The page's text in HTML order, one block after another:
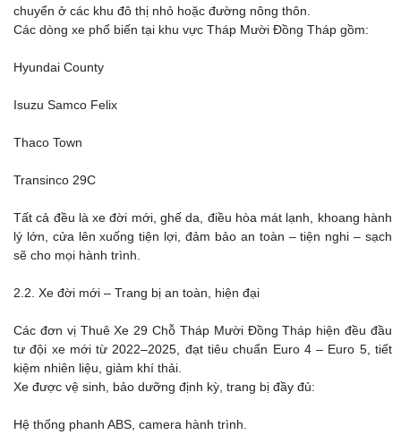
chuyển ở các khu đô thị nhỏ hoặc đường nông thôn.
Các dòng xe phổ biến tại khu vực Tháp Mười Đồng Tháp gồm:
Hyundai County
Isuzu Samco Felix
Thaco Town
Transinco 29C
Tất cả đều là xe đời mới, ghế da, điều hòa mát lạnh, khoang hành
lý lớn, cửa lên xuống tiện lợi, đảm bảo an toàn – tiện nghi – sạch
sẽ cho mọi hành trình.
2.2. Xe đời mới – Trang bị an toàn, hiện đại
Các đơn vị Thuê Xe 29 Chỗ Tháp Mười Đồng Tháp hiện đều đầu
tư đội xe mới từ 2022–2025, đạt tiêu chuẩn Euro 4 – Euro 5, tiết
kiệm nhiên liệu, giảm khí thải.
Xe được vệ sinh, bảo dưỡng định kỳ, trang bị đầy đủ:
Hệ thống phanh ABS, camera hành trình.